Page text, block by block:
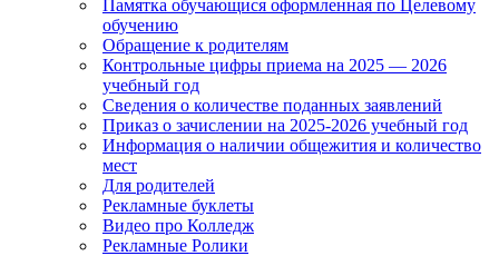
Памятка обучающися оформленная по Целевому
обучению
Обращение к родителям
Контрольные цифры приема на 2025 — 2026
учебный год
Сведения о количестве поданных заявлений
Приказ о зачислении на 2025-2026 учебный год
Информация о наличии общежития и количество
мест
Для родителей
Рекламные буклеты
Видео про Колледж
Рекламные Ролики